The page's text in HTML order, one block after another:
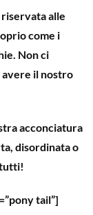
alle
come i
Non ci
il nostro
acconciatura
disordinata o
tail”]